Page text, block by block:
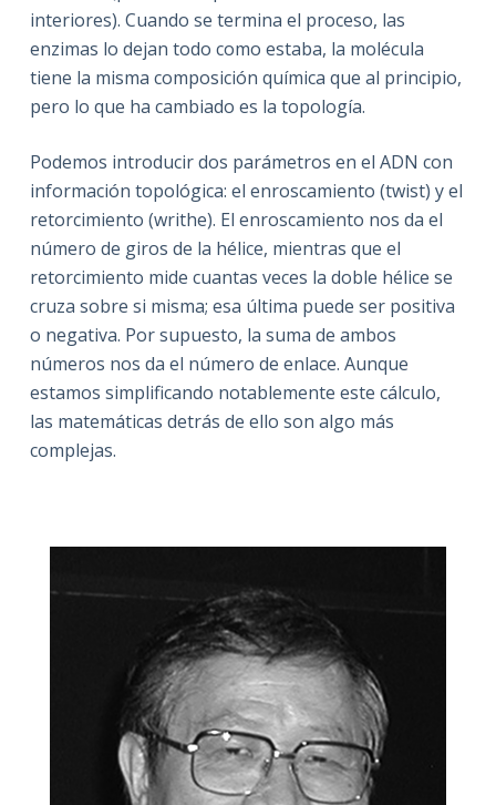
interiores). Cuando se termina el proceso, las
enzimas lo dejan todo como estaba, la molécula
tiene la misma composición química que al principio,
pero lo que ha cambiado es la topología.
Podemos introducir dos parámetros en el ADN con
información topológica: el enroscamiento (twist) y el
retorcimiento (writhe). El enroscamiento nos da el
número de giros de la hélice, mientras que el
retorcimiento mide cuantas veces la doble hélice se
cruza sobre si misma; esa última puede ser positiva
o negativa. Por supuesto, la suma de ambos
números nos da el número de enlace. Aunque
estamos simplificando notablemente este cálculo,
las matemáticas detrás de ello son algo más
complejas.